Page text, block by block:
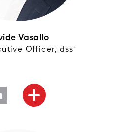
Vasallo
Officer, dss+